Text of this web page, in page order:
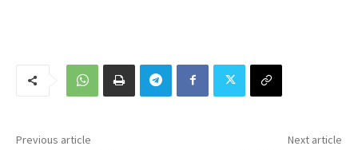
Previous article Next article